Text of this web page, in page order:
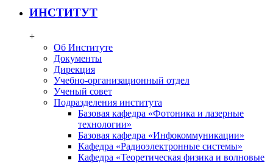
ИНСТИТУТ
+
Об Институте
Документы
Дирекция
Учебно-организационный отдел
Ученый совет
Подразделения института
Базовая кафедра «Фотоника и лазерные
технологии»
Базовая кафедра «Инфокоммуникации»
Кафедра «Радиоэлектронные системы»
Кафедра «Теоретическая физика и волновые